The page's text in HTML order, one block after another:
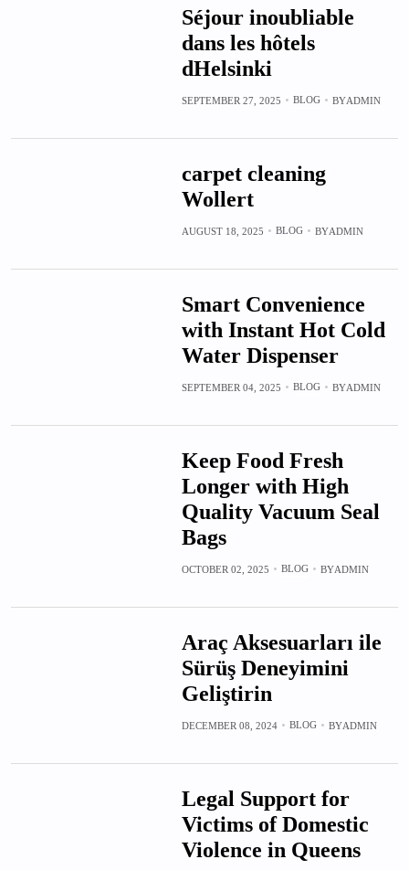
Séjour inoubliable
dans les hôtels
dHelsinki
SEPTEMBER 27, 2025 BLOG BYADMIN
carpet cleaning
Wollert
AUGUST 18, 2025 BLOG BYADMIN
Smart Convenience
with Instant Hot Cold
Water Dispenser
SEPTEMBER 04, 2025 BLOG BYADMIN
Keep Food Fresh
Longer with High
Quality Vacuum Seal
Bags
OCTOBER 02, 2025 BLOG BYADMIN
Araç Aksesuarları ile
Sürüş Deneyimini
Geliştirin
DECEMBER 08, 2024 BLOG BYADMIN
Legal Support for
Victims of Domestic
Violence in Queens